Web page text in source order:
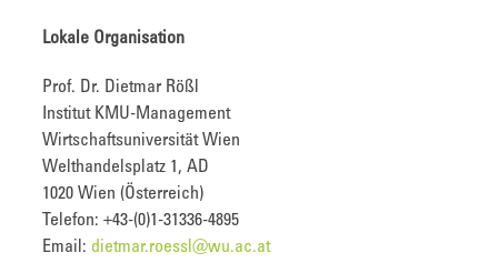
Lokale Organisation
Prof. Dr. Dietmar Rößl
Institut KMU-Management
Wirtschaftsuniversität Wien
Welthandelsplatz 1, AD
1020 Wien (Österreich)
Telefon: +43-(0)1-31336-4895
Email: dietmar.roessl@wu.ac.at